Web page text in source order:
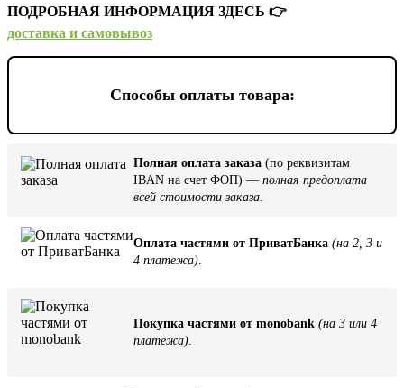
ПОДРОБНАЯ ИНФОРМАЦИЯ ЗДЕСЬ 👉
доставка и самовывоз
Способы оплаты товара:
Полная оплата заказа (по реквизитам
IBAN на счет ФОП) — полная предоплата
всей стоимости заказа
Оплата частями от ПриватБанка (на 2, 3 и
4 платежа).
Покупка частями от monobank (на 3 или 4
платежа).